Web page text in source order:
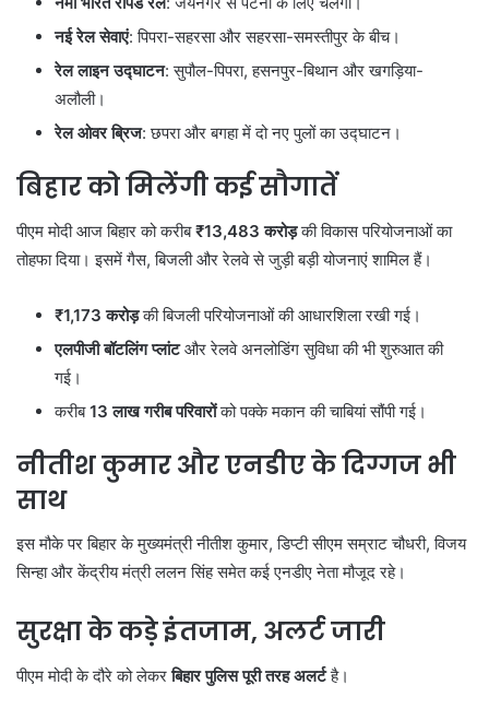
नई रेल सेवाएं: पिपरा-सहरसा और सहरसा-समस्तीपुर के बीच।
रेल लाइन उद्घाटन: सुपौल-पिपरा, हसनपुर-बिथान और खगड़िया-
अलौली।
रेल ओवर ब्रिज: छपरा और बगहा में दो नए पुलों का उद्घाटन।
बिहार को मिलेंगी कई सौगातें
पीएम मोदी आज बिहार को करीब₹13,483 करोड़की विकास परियोजनाओं का
तोहफा दिया। इसमें गैस, बिजली और रेलवे से जुड़ी बड़ी योजनाएं शामिल हैं।
₹1,173 करोड़की बिजली परियोजनाओं की आधारशिला रखी गई।
एलपीजी बॉटलिंग प्लांटऔर रेलवे अनलोडिंग सुविधा की भी शुरुआत की
गई।
करीब13 लाख गरीब परिवारोंको पक्के मकान की चाबियां सौंपी गई।
नीतीश कुमार और एनडीए के दिग्गज भी
साथ
इस मौके पर बिहार के मुख्यमंत्री नीतीश कुमार, डिप्टी सीएम सम्राट चौधरी, विजय
सिन्हा और केंद्रीय मंत्री ललन सिंह समेत कई एनडीए नेता मौजूद रहे।
सुरक्षा के कड़े इंतजाम, अलर्ट जारी
पीएम मोदी के दौरे को लेकरबिहार पुलिस पूरी तरह अलर्टहै।